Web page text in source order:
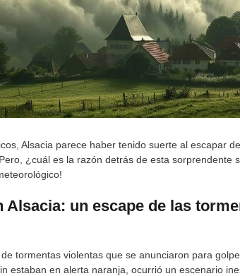
Alsacia parece haber tenido suerte al escapar
¿cuál es la razón detrás de esta sorprendente
un escape de las
tormentas violentas que se anunciaron para
estaban en alerta naranja, ocurrió un escenario